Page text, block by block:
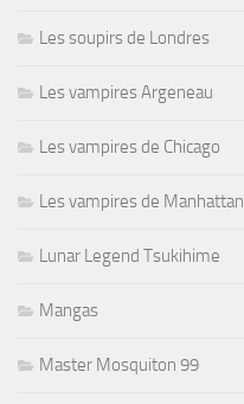
Les soupirs de Londres
Les vampires Argeneau
Les vampires de Chicago
Les vampires de Manhattan
Lunar Legend Tsukihime
Mangas
Master Mosquiton 99